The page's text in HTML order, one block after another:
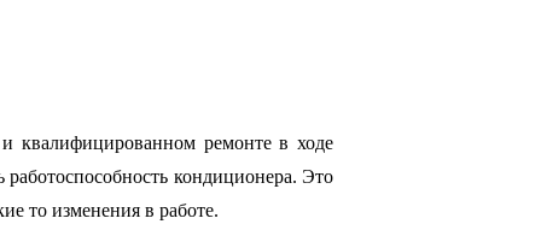
квалифицированном ремонте в ходе
кондиционера. Это
то изменения в работе.